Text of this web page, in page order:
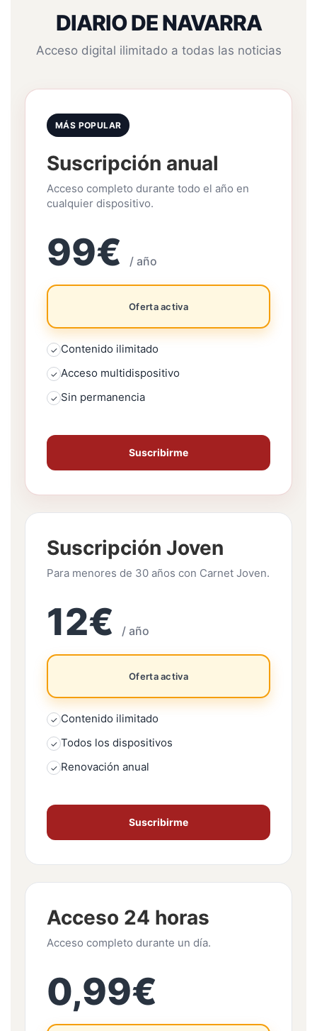
DIARIO DE NAVARRA
Acceso digital ilimitado a todas las noticias
MÁS POPULAR
Suscripción anual
Acceso completo durante todo el año en
cualquier dispositivo.
99€ / año
Oferta activa
✓ Contenido ilimitado
✓ Acceso multidispositivo
✓ Sin permanencia
Suscribirme
Suscripción Joven
Para menores de 30 años con Carnet Joven.
12€ / año
Oferta activa
✓ Contenido ilimitado
✓ Todos los dispositivos
✓ Renovación anual
Suscribirme
Acceso 24 horas
Acceso completo durante un día.
0,99€